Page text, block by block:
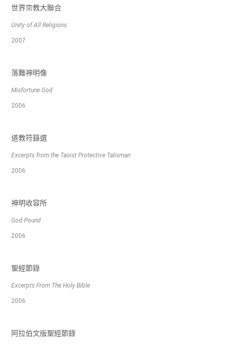
世界宗教大聯合
Unity of All Religions
2007
落難神明像
Misfortune God
2006
道教符籙選
Excerpts from the Taoist Protective Talisman
2006
神明收容所
God Pound
2006
聖經節錄
Excerpts From The Holy Bible
2006
阿拉伯文版聖經節錄